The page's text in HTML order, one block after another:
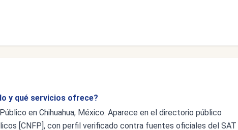
y qué servicios ofrece?
en Chihuahua, México. Aparece en el directorio público
[CNFP], con perfil verificado contra fuentes oficiales del SAT